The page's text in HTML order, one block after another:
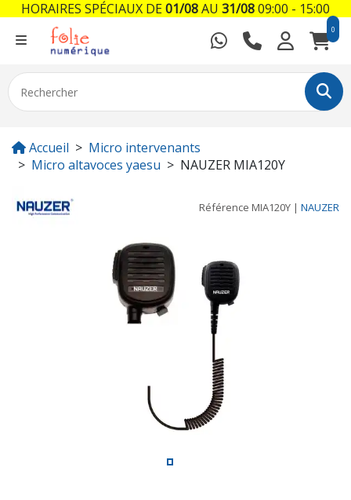
0
Accueil
Micro intervenants
Micro altavoces yaesu
NAUZER MIA120Y
Référence MIA120Y | NAUZER
HORAIRES SPÉCIAUX DE01/08AU 31/0809:00 - 15:00